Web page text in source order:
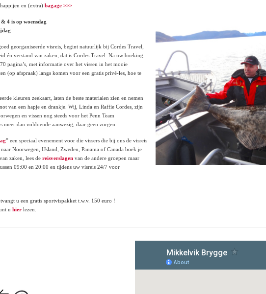
en (extra) bagage >>>
4 is op woensdag
georganiseerde visreis, begint natuurlijk bij Cordes Travel,
én verstand van zaken, dat is Cordes Travel. Na uw boeking
pagina’s, met informatie over het vissen in het mooie
(op afspraak) langs komen voor een gratis privé-les, hoe te
kleuren zeekaart, laten de beste materialen zien en nemen
van een hapje en drankje. Wij, Linda en Raffie Cordes, zijn
en vissen nog steeds voor het Penn Team
dan voldoende aanwezig, daar geen zorgen.
” een speciaal evenement voor die vissers die bij ons de visreis
Noorwegen, IJsland, Zweden, Panama of Canada boek je
zaken, lees de reisverslagen van de andere groepen maar
09:00 en 20:00 en tijdens uw visreis 24/7 voor
u een gratis sportvispakket t.w.v. 150 euro !
u hier lezen.